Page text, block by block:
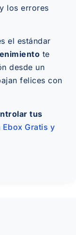
los errores
el estándar
te
desde un
felices con
tus
Ebox Gratis y